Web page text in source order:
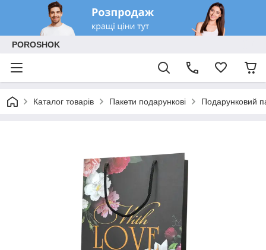
POROSHOK
Каталог товарів Пакети подарункові Подарунковий